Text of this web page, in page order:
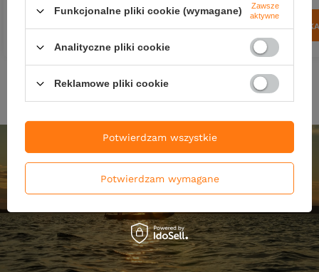
Ilość produktów Ilość produktów
DO
Funkcjonalne pliki cookie (wymagane)
Zawsze
aktywne
Analityczne pliki cookie
Reklamowe pliki cookie
Potwierdzam wymagane
Potwierdzam wszystkie